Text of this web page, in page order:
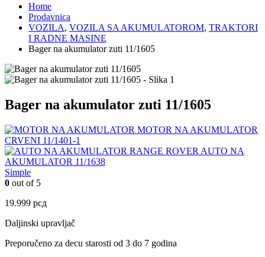
Home
Prodavnica
VOZILA, VOZILA SA AKUMULATOROM, TRAKTORI
I RADNE MASINE
Bager na akumulator zuti 11/1605
Bager na akumulator zuti 11/1605
MOTOR NA AKUMULATOR
CRVENI 11/1401-1
AUTO NA
AKUMULATOR 11/1638
Simple
0 out of 5
19.999 рсд
Daljinski upravljač
Preporučeno za decu starosti od 3 do 7 godina